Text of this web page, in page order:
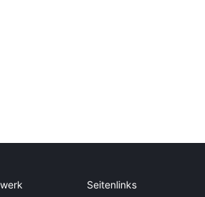
Seitenlinks